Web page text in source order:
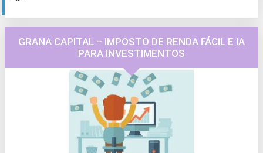
GRANA CAPITAL – IMPOSTO DE RENDA FÁCIL E IA
PARA INVESTIMENTOS